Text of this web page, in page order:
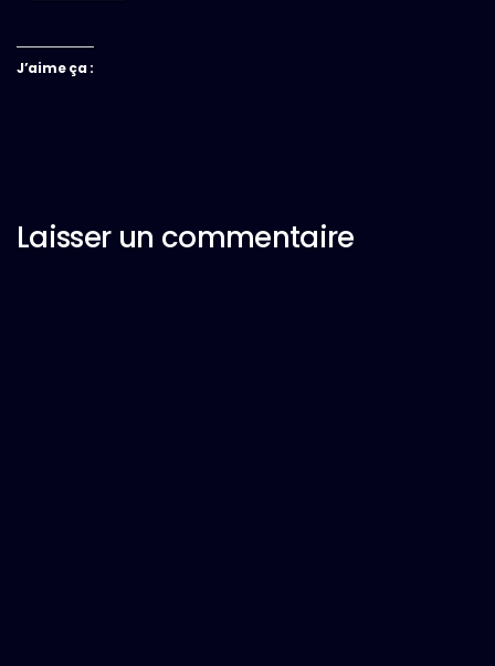
J’aime ça :
Laisser un commentaire